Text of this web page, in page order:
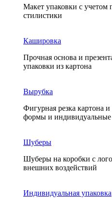
Макет упаковки с учетом
стилистики
Кашировка
Прочная основа и
упаковки из картона
Вырубка
Фигурная резка картона
формы и
Шуберы
Шуберы на коробки с
внешних воздействий
Индивидуальная упаковка